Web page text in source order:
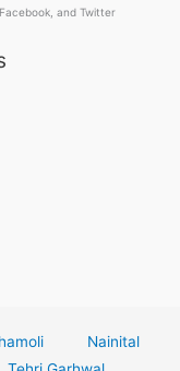
and Twitter
Nainital